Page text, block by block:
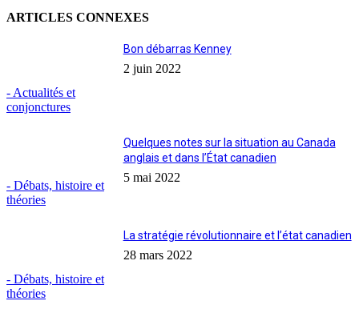
ARTICLES CONNEXES
- Actualités et
conjonctures
Bon débarras Kenney
2 juin 2022
- Débats, histoire et
théories
Quelques notes sur la situation au Canada
anglais et dans l’État canadien
5 mai 2022
- Débats, histoire et
théories
La stratégie révolutionnaire et l’état canadien
28 mars 2022